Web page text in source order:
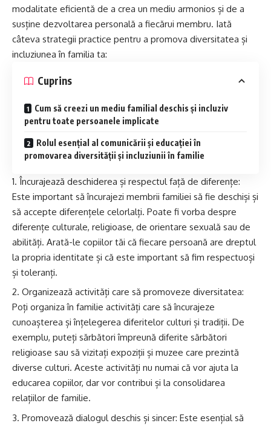
modalitate eficientă de a crea un mediu armonios și de a
susține dezvoltarea personală a fiecărui membru. Iată
câteva strategii practice pentru a promova diversitatea și
incluziunea în familia ta:
Cuprins
Cum să creezi un mediu familial deschis și incluziv
pentru toate persoanele implicate
Rolul esențial al comunicării și educației în
promovarea diversității și incluziunii în familie
Încurajează deschiderea și respectul față de diferențe:
Este important să încurajezi membrii familiei să fie deschiși și
să accepte diferențele celorlalți. Poate fi vorba despre
diferențe culturale, religioase, de orientare sexuală sau de
abilități. Arată-le copiilor tăi că fiecare persoană are dreptul
la propria identitate și că este important să fim respectuoși
și toleranți.
Organizează activități care să promoveze diversitatea:
Poți organiza în familie activități care să încurajeze
cunoașterea și înțelegerea diferitelor culturi și tradiții. De
exemplu, puteți sărbători împreună diferite sărbători
religioase sau să vizitați expoziții și muzee care prezintă
diverse culturi. Aceste activități nu numai că vor ajuta la
educarea copiilor, dar vor contribui și la consolidarea
relațiilor de familie.
Promovează dialogul deschis și sincer: Este esențial să